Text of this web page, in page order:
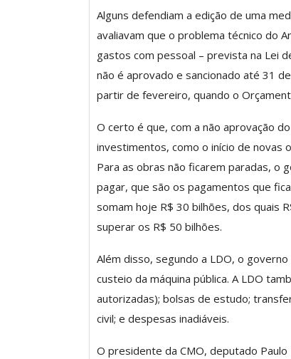
Alguns defendiam a edição de uma
avaliavam que o problema técnico do
gastos com pessoal – prevista na Lei
não é aprovado e sancionado até 31
partir de fevereiro, quando o
O certo é que, com a não aprovação
investimentos, como o início de novas
Para as obras não ficarem paradas, o
pagar, que são os pagamentos que
somam hoje R$ 30 bilhões, dos quais
superar os R$ 50 bilhões.
Além disso, segundo a LDO, o
custeio da máquina pública. A LDO
autorizadas); bolsas de estudo;
civil; e despesas inadiáveis.
O presidente da CMO, deputado
Comunicacao
ASSECOR
Negociação
Comunicacao